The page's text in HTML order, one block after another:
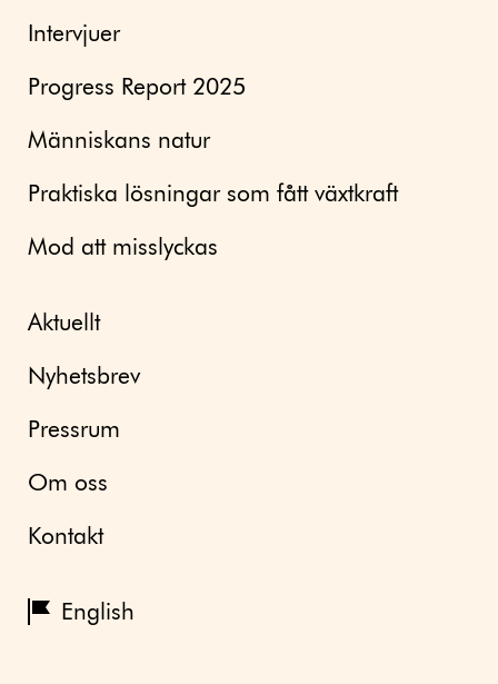
Intervjuer
Progress Report 2025
Människans natur
Praktiska lösningar som fått växtkraft
Mod att misslyckas
Aktuellt
Nyhetsbrev
Pressrum
Om oss
Kontakt
English